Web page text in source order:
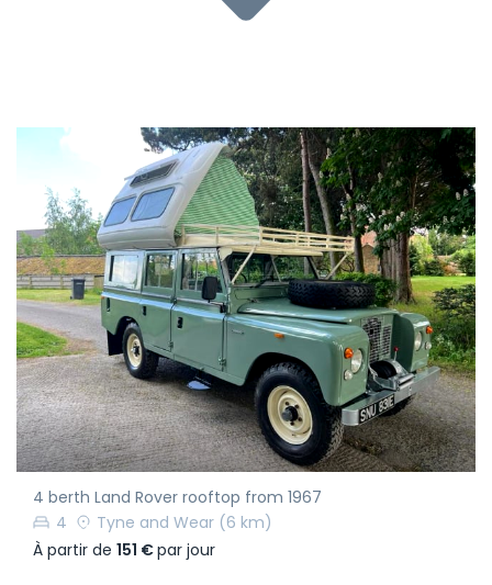
4 berth Land Rover rooftop from 1967
4
Tyne and Wear (6 km)
À partir de 151 €par jour